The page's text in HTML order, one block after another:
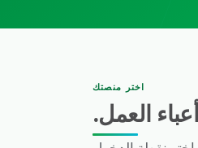
اختر منصتك
العمل.